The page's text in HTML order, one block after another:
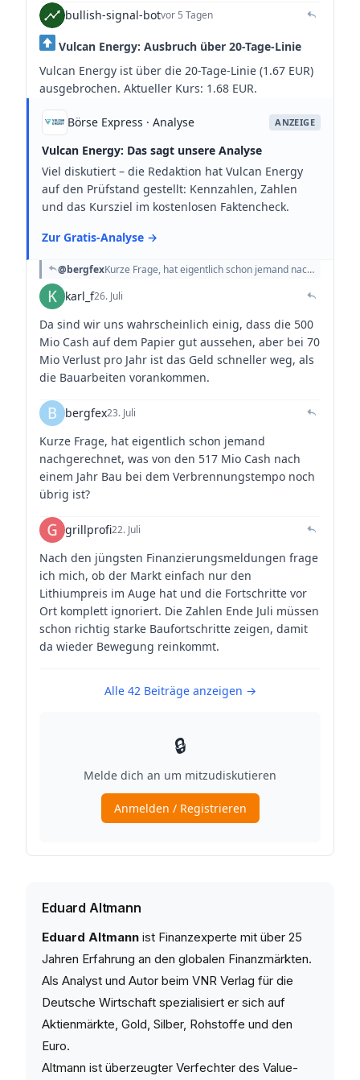
Eduard Altmann
Eduard Altmann ist Finanzexperte mit über 25
Jahren Erfahrung an den globalen Finanzmärkten.
Als Analyst und Autor beim VNR Verlag für die
Deutsche Wirtschaft spezialisiert er sich auf
Aktienmärkte, Gold, Silber, Rohstoffe und den
Euro.
Altmann ist überzeugter Verfechter des Value-